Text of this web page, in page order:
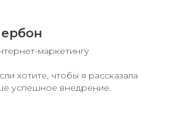
маркетингу
хотите, чтобы я рассказала
успешное внедрение.